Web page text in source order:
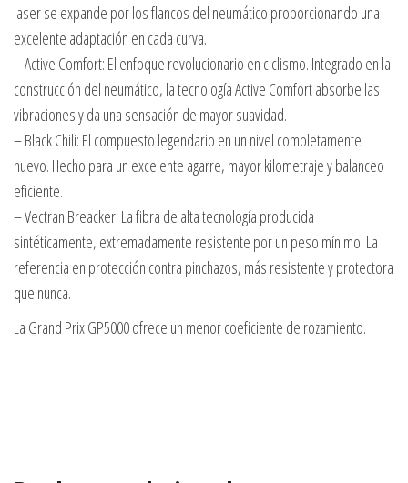
laser se expande por los flancos del neumático proporcionando una
excelente adaptación en cada curva.
– Active Comfort: El enfoque revolucionario en ciclismo. Integrado en la
construcción del neumático, la tecnología Active Comfort absorbe las
vibraciones y da una sensación de mayor suavidad.
– Black Chili: El compuesto legendario en un nivel completamente
nuevo. Hecho para un excelente agarre, mayor kilometraje y balanceo
eficiente.
– Vectran Breacker: La fibra de alta tecnología producida
sintéticamente, extremadamente resistente por un peso mínimo. La
referencia en protección contra pinchazos, más resistente y protectora
que nunca.
La Grand Prix GP5000 ofrece un menor coeficiente de rozamiento.